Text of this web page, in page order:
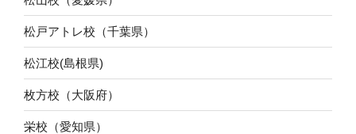
松戸アトレ校（千葉県）
松江校(島根県)
枚方校（大阪府）
栄校（愛知県）